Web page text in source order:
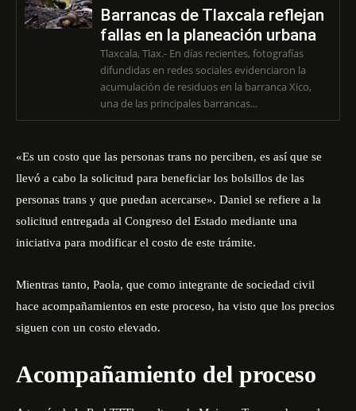
Barrancas de Tlaxcala reflejan
fallas en la planeación urbana
Tlaxcala, Tlax.- En días recientes, fotografías
difundidas en redes sociales evidenciaron la
acumulación de residuos en la barranca Xico,
una de las principales barrancas...
«Es un costo que las personas trans no perciben, es así que se
llevó a cabo la solicitud para beneficiar los bolsillos de las
personas trans y que puedan acercarse». Daniel se refiere a la
solicitud entregada al Congreso del Estado mediante una
iniciativa para modificar el costo de este trámite.
Mientras tanto, Paola, que como integrante de sociedad civil
hace acompañamientos en este proceso, ha visto que los precios
siguen con un costo elevado.
Acompañamiento del proceso